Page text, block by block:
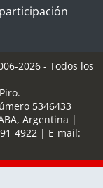
2026 - Todos los
5346433
Argentina |
4922 | E-mail: